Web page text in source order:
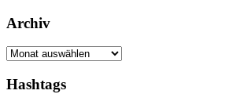
Archiv
Archiv
Hashtags